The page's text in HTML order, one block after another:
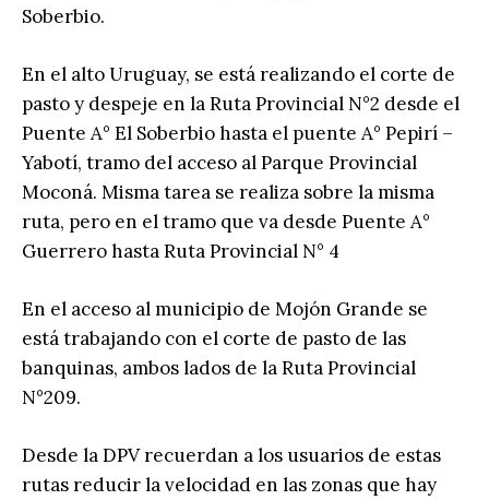
Soberbio.
En el alto Uruguay, se está realizando el corte de
pasto y despeje en la Ruta Provincial N°2 desde el
Puente A° El Soberbio hasta el puente A° Pepirí –
Yabotí, tramo del acceso al Parque Provincial
Moconá. Misma tarea se realiza sobre la misma
ruta, pero en el tramo que va desde Puente A°
Guerrero hasta Ruta Provincial N° 4
En el acceso al municipio de Mojón Grande se
está trabajando con el corte de pasto de las
banquinas, ambos lados de la Ruta Provincial
N°209.
Desde la DPV recuerdan a los usuarios de estas
rutas reducir la velocidad en las zonas que hay